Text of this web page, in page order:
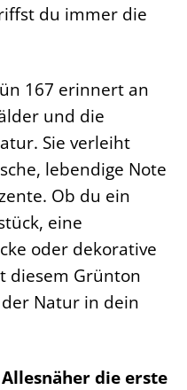
du immer die
167 erinnert an
und die
Sie verleiht
lebendige Note
Ob du ein
eine
oder dekorative
diesem Grünton
Natur in dein
die erste